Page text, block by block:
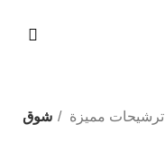
ترشيحات مميزة شوق